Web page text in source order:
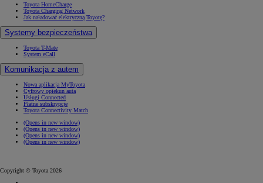
Toyota HomeCharge
Toyota Charging Network
Jak naładować elektryczną Toyotę?
Systemy bezpieczeństwa
Toyota T-Mate
System eCall
Komunikacja z autem
Nowa aplikacja MyToyota
Cyfrowy opiekun auta
Usługi Connected
Płatne subskrypcje
Toyota Connectivity Match
(Opens in new window)
(Opens in new window)
(Opens in new window)
(Opens in new window)
Copyright © Toyota 2026